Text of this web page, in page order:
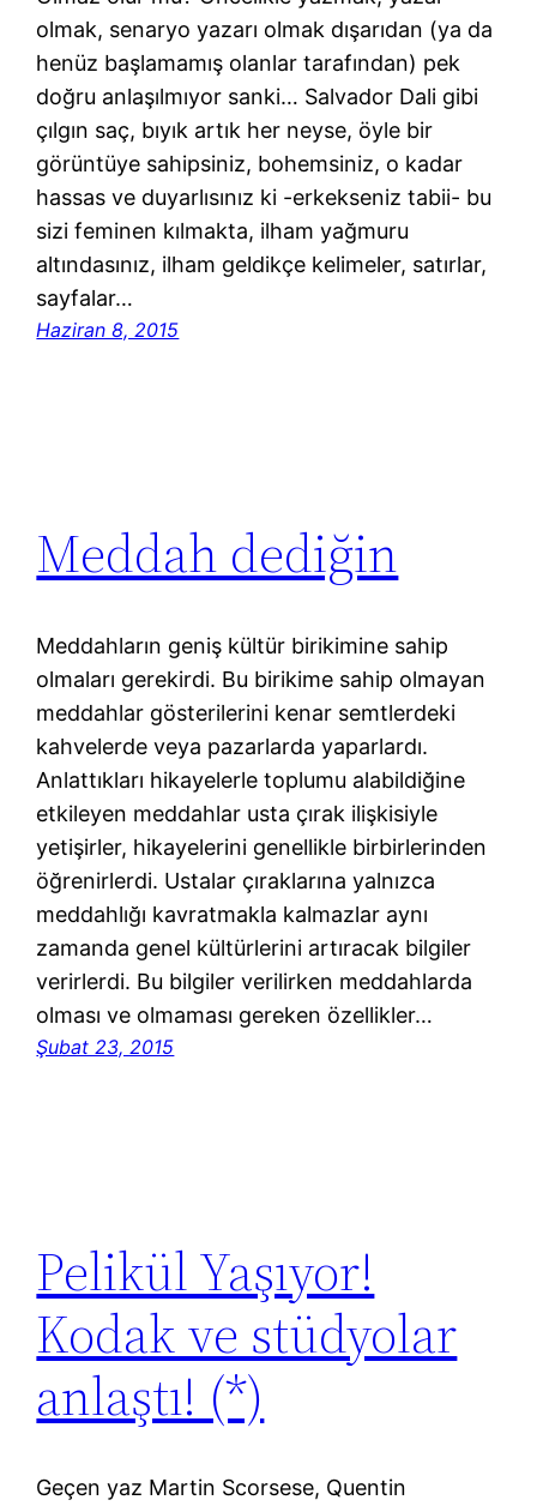
olmak, senaryo yazarı olmak dışarıdan (ya da
henüz başlamamış olanlar tarafından) pek
doğru anlaşılmıyor sanki… Salvador Dali gibi
çılgın saç, bıyık artık her neyse, öyle bir
görüntüye sahipsiniz, bohemsiniz, o kadar
hassas ve duyarlısınız ki -erkekseniz tabii- bu
sizi feminen kılmakta, ilham yağmuru
altındasınız, ilham geldikçe kelimeler, satırlar,
sayfalar…
Haziran 8, 2015
Meddah dediğin
Meddahların geniş kültür birikimine sahip
olmaları gerekirdi. Bu birikime sahip olmayan
meddahlar gösterilerini kenar semtlerdeki
kahvelerde veya pazarlarda yaparlardı.
Anlattıkları hikayelerle toplumu alabildiğine
etkileyen meddahlar usta çırak ilişkisiyle
yetişirler, hikayelerini genellikle birbirlerinden
öğrenirlerdi. Ustalar çıraklarına yalnızca
meddahlığı kavratmakla kalmazlar aynı
zamanda genel kültürlerini artıracak bilgiler
verirlerdi. Bu bilgiler verilirken meddahlarda
olması ve olmaması gereken özellikler…
Şubat 23, 2015
Pelikül Yaşıyor!
Kodak ve stüdyolar
anlaştı! (*)
Geçen yaz Martin Scorsese, Quentin